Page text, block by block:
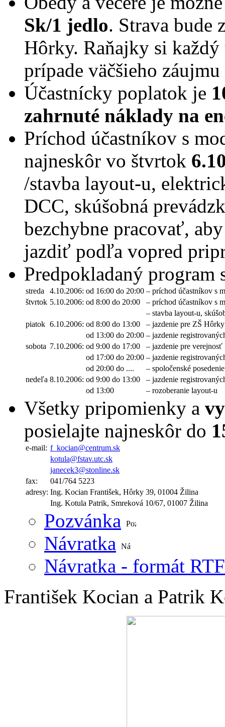
Sk/1 jedlo. Strava bude
Hôrky. Raňajky si každý
prípade väčšieho
Účastnícky poplatok je
zahrnuté náklady na
Príchod účastníkov s
najneskôr vo štvrtok
/stavba layout-u,
DCC, skúšobná
bezchybne pracovať,
jazdiť podľa vopred
Predpokladaný program
streda 4.10.2006: od 16:00 do 20:00 – príchod účastníkov s
štvrtok 5.10.2006: od 8:00 do 20:00
– príchod účastníkov s
– stavba layout-u,
piatok 6.10.2006: od 8:00 do 13:00
– jazdenie pre ZŠ Hôrky
od 13:00 do 20:00 – jazdenie
sobota 7.10.2006: od 9:00 do 17:00
– jazdenie pre verejnosť
od 17:00 do 20:00 – jazdenie
od 20:00 do ....
– spoločenské
nedeľa 8.10.2006: od 9:00 do 13:00
– jazdenie
od 13:00
– rozoberanie layout-u
Všetky pripomienky a
posielajte najneskôr do
e-mail: f_kocian@centrum.sk
kotula@fstav.utc.sk
janecek3@stonline.sk
fax:
041/764 5223
adresy: Ing. Kocian František, Hôrky 39, 01004 Žilina
Ing. Kotula Patrik, Smreková 10/67, 01007 Žilina
Pozvánka
Návratka
Návratka - formát RTF
František Kocian a Patrik